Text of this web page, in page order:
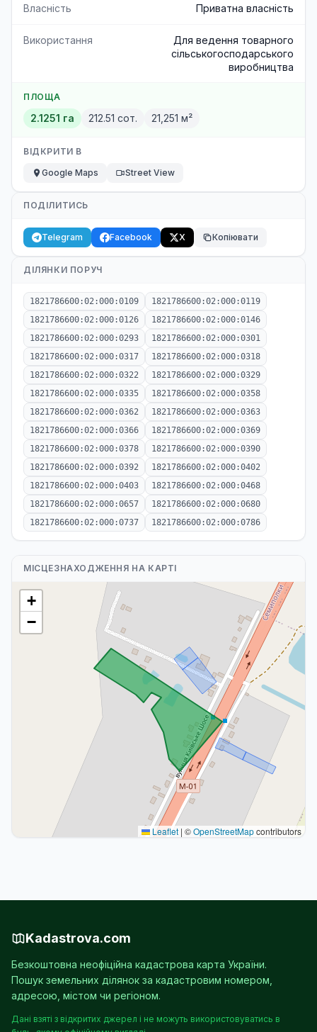
Власність Приватна власність
Використання
Для ведення товарного
сільськогосподарського
виробництва
ПЛОЩА
2.1251 га 212.51 сот. 21,251 м²
ВІДКРИТИ В
Google Maps
Street View
ПОДІЛИТИСЬ
Telegram Facebook X Копіювати
ДІЛЯНКИ ПОРУЧ
1821786600:02:000:0109
1821786600:02:000:0119
1821786600:02:000:0126
1821786600:02:000:0146
1821786600:02:000:0293
1821786600:02:000:0301
1821786600:02:000:0317
1821786600:02:000:0318
1821786600:02:000:0322
1821786600:02:000:0329
1821786600:02:000:0335
1821786600:02:000:0358
1821786600:02:000:0362
1821786600:02:000:0363
1821786600:02:000:0366
1821786600:02:000:0369
1821786600:02:000:0378
1821786600:02:000:0390
1821786600:02:000:0392
1821786600:02:000:0402
1821786600:02:000:0403
1821786600:02:000:0468
1821786600:02:000:0657
1821786600:02:000:0680
1821786600:02:000:0737
1821786600:02:000:0786
МІСЦЕЗНАХОДЖЕННЯ НА КАРТІ
+
−
Leaflet | ©OpenStreetMapcontributors
Kadastrova.com
Безкоштовна неофіційна кадастрова карта України.
Пошук земельних ділянок за кадастровим номером,
адресою, містом чи регіоном.
Дані взяті з відкритих джерел і не можуть використовуватись в